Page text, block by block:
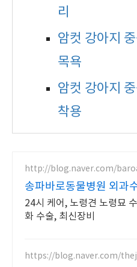
리
암컷 강아지
목욕
암컷 강아지
착용
http://blog.naver.com/
송파바로동물병원 외과
료
24시 케어, 노령견 노령묘
화 수술, 최신장비
https://blog.naver.com/